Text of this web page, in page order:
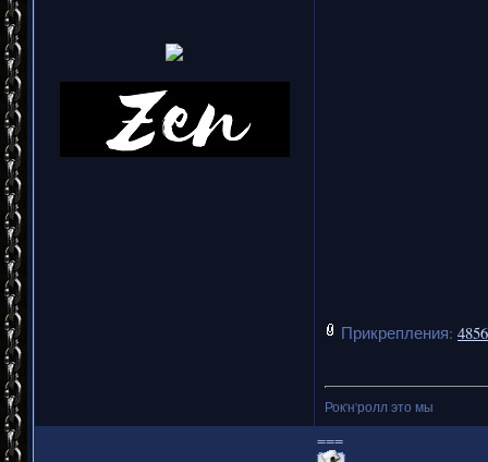
Прикрепления:
Рок'н'ролл это мы
===